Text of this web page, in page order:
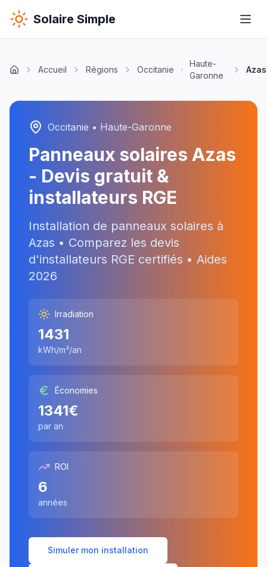
Solaire Simple
Accueil Régions Occitanie
Haute-
Garonne
Azas
Occitanie • Haute-Garonne
Panneaux solaires Azas
- Devis gratuit &
installateurs RGE
Installation de panneaux solaires à
Azas • Comparez les devis
d'installateurs RGE certifiés • Aides
2026
Irradiation
1431
kWh/m²/an
Économies
1341€
par an
ROI
6
années
Simuler mon installation